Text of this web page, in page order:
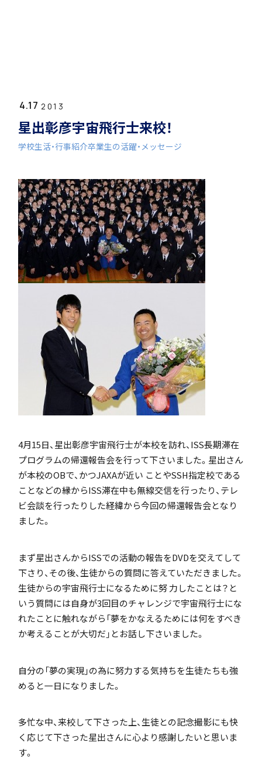
4.17 2013
星出彰彦宇宙飛行士来校！
学校生活・行事紹介卒業生の活躍・メッセージ
4月15日、星出彰彦宇宙飛行士が本校を訪れ、ISS長期滞在
プログラムの帰還報告会を行って下さいました。星出さん
が本校のOBで、かつJAXAが近い ことやSSH指定校である
ことなどの縁からISS滞在中も無線交信を行ったり、テレ
ビ会談を行ったりした経緯から今回の帰還報告会となり
ました。
まず星出さんからISSでの活動の報告をDVDを交えてして
下さり、その後、生徒からの質問に答えていただきました。
生徒からの宇宙飛行士になるために努 力したことは？と
いう質問には自身が3回目のチャレンジで宇宙飛行士にな
れたことに触れながら「夢をかなえるためには何をすべき
か考えることが大切だ」とお話し下さいました。
自分の「夢の実現」の為に努力する気持ちを生徒たちも強
めると一日になりました。
多忙な中、来校して下さった上、生徒との記念撮影にも快
く応じて下さった星出さんに心より感謝したいと思いま
す。
学校長挨拶
年間行事・課外活動
「SDGs」の取り組みについて
いじめ防止基本方針
茗溪ジェネラルクラス（MG）
アカデミアクラス（AC）